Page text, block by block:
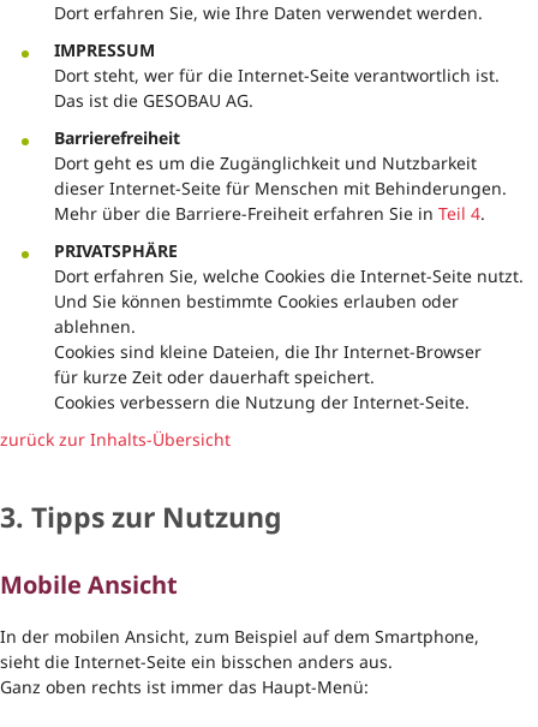
Dort erfahren Sie, wie Ihre Daten verwendet werden.
IMPRESSUM
Dort steht, wer für die Internet-Seite verantwortlich ist.
Das ist die GESOBAU AG.
Barrierefreiheit
Dort geht es um die Zugänglichkeit und Nutzbarkeit
dieser Internet-Seite für Menschen mit Behinderungen.
Mehr über die Barriere-Freiheit erfahren Sie in Teil ‎‎4.
PRIVATSPHÄRE
Dort erfahren Sie, welche Cookies die Internet-Seite nutzt.
Und Sie können bestimmte Cookies erlauben oder
ablehnen.
Cookies sind kleine Dateien, die Ihr Internet-Browser
für kurze Zeit oder dauerhaft speichert.
Cookies verbessern die Nutzung der Internet-Seite.
zurück zur Inhalts-Übersicht
3. Tipps zur Nutzung
Mobile Ansicht
In der mobilen Ansicht, zum Beispiel auf dem Smartphone,
sieht die Internet-Seite ein bisschen anders aus.
Ganz oben rechts ist immer das Haupt-Menü: